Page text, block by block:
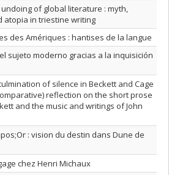
of global literature : myth,
atopia in triestine writing
des Amériques : hantises de la langue
sujeto moderno gracias a la inquisición
of silence in Beckett and Cage
reflection on the short prose
and the music and writings of John
: vision du destin dans Dune de
chez Henri Michaux